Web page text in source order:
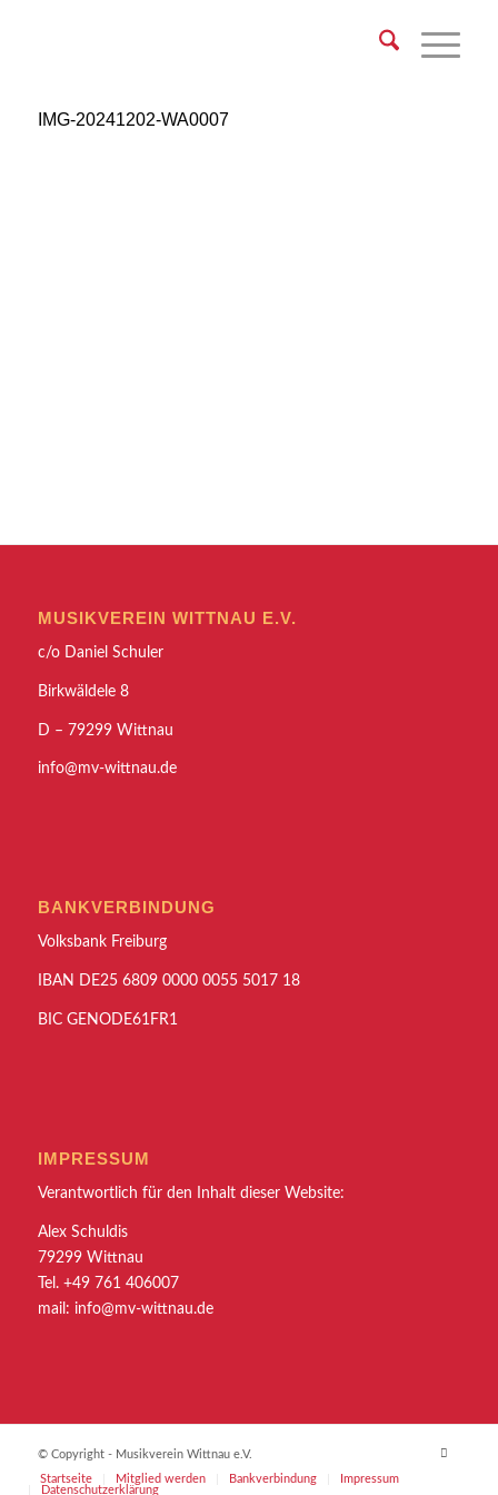
IMG-20241202-WA0007
MUSIKVEREIN WITTNAU E.V.
c/o Daniel Schuler
Birkwäldele 8
D – 79299 Wittnau
info@mv-wittnau.de
BANKVERBINDUNG
Volksbank Freiburg
IBAN DE25 6809 0000 0055 5017 18
BIC GENODE61FR1
IMPRESSUM
Verantwortlich für den Inhalt dieser Website:
Alex Schuldis
79299 Wittnau
Tel. +49 761 406007
mail: info@mv-wittnau.de
© Copyright - Musikverein Wittnau e.V.
Startseite
Mitglied werden Bankverbindung
Impressum
Datenschutzerklärung